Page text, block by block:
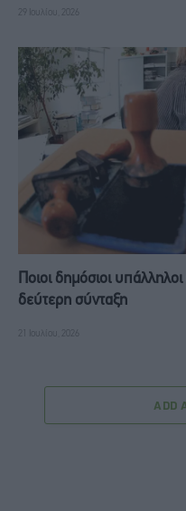
29 Ιουλίου, 2026
Ποιοι δημόσιοι
δεύτερη σύνταξη
21 Ιουλίου, 2026
ADD